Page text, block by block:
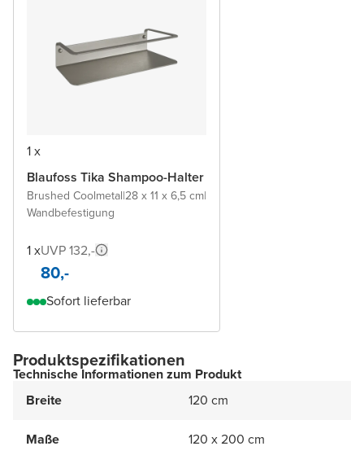
1 x
Blaufoss Tika Shampoo-Halter
Brushed Coolmetal|28 x 11 x 6,5 cm|
Wandbefestigung
1 xUVP 132,-
80,-
Sofort lieferbar
Produktspezifikationen
Technische Informationen zum Produkt
Breite
120 cm
Maße 120 x 200 cm